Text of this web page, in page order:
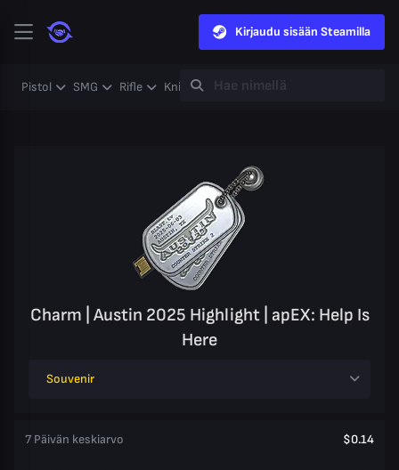
Kirjaudu sisään Steamilla
Pistol SMG Rifle Knife Gloves Heavy
Charm | Austin 2025 Highlight | apEX: Help Is
Here
Souvenir
7 Päivän keskiarvo $0.14